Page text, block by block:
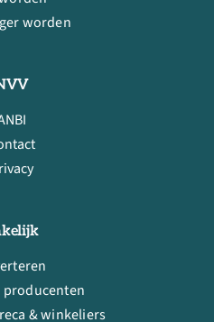
worden
producenten
& winkeliers